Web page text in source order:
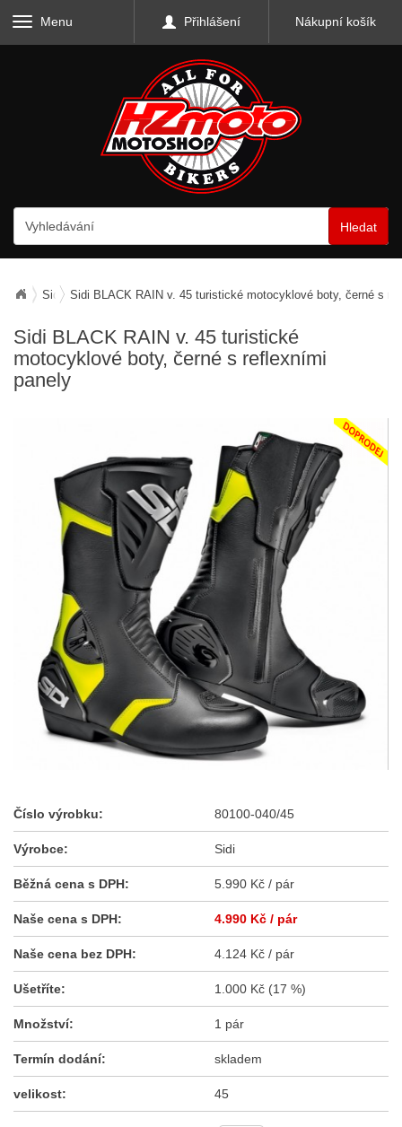
Menu Přihlášení Nákupní košík
Hledat
Sidi Sidi BLACK RAIN v. 45 turistické motocyklové boty, černé s
Sidi BLACK RAIN v. 45 turistické
motocyklové boty, černé s reflexními
panely
Číslo výrobku: 80100-040/45
Výrobce: Sidi
Běžná cena s DPH: 5.990 Kč / pár
Naše cena s DPH: 4.990 Kč / pár
Naše cena bez DPH: 4.124 Kč / pár
Ušetříte: 1.000 Kč (17 %)
Množství: 1 pár
Termín dodání: skladem
velikost: 45